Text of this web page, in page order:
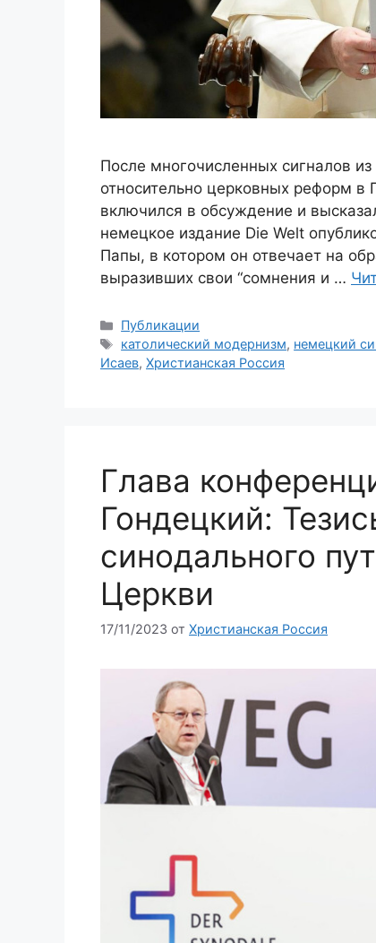
После многочисленных сигналов
относительно церковных реформ
включился в обсуждение и
немецкое издание Die Welt
Папы, в котором он отвечает на
выразивших свои “сомнения и …
Рубрики
Публикации
Метки
католический модернизм, немецкий
Исаев, Христианская Россия
Глава
Гондецкий:
синодального
Церкви
17/11/2023 от Христианская Россия